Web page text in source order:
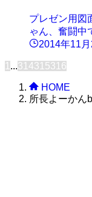
プレゼン用図
ゃん、奮闘中
2014年11月
1 ...314315316
HOME
所長よーかん